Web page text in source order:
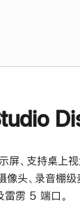
屏、支持桌上
头、录音棚级
雷雳 5 端口。